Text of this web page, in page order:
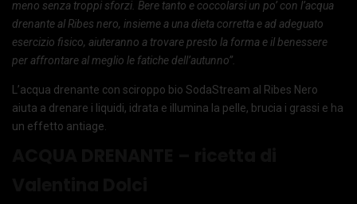
meno senza troppi sforzi. Bere tanto e coccolarsi un po’ con l’acqua
drenante al Ribes nero, insieme a una dieta corretta e ad adeguato
esercizio fisico, aiuteranno a trovare presto la forma e il benessere
per affrontare al meglio le fatiche dell’autunno”.
L’acqua drenante con sciroppo bio SodaStream al Ribes Nero
aiuta a drenare i liquidi, idrata e illumina la pelle, brucia i grassi e ha
un effetto antiage.